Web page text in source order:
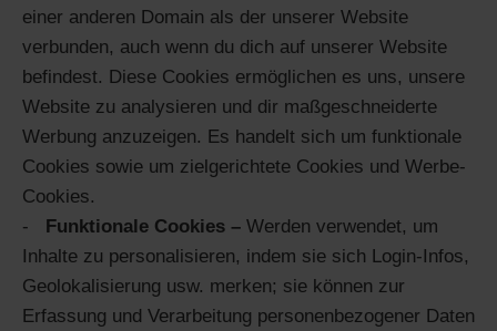
einer anderen Domain als der unserer Website
verbunden, auch wenn du dich auf unserer Website
befindest. Diese Cookies ermöglichen es uns, unsere
Website zu analysieren und dir maßgeschneiderte
Werbung anzuzeigen. Es handelt sich um funktionale
Cookies sowie um zielgerichtete Cookies und Werbe-
Cookies.
Funktionale Cookies – Werden verwendet, um
Inhalte zu personalisieren, indem sie sich Login-Infos,
Geolokalisierung usw. merken; sie können zur
Erfassung und Verarbeitung personenbezogener Daten